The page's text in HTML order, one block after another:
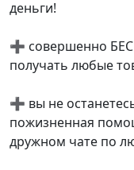
деньги!
➕ совершенно
получать любые
➕ вы не
пожизненная
дружном чате по